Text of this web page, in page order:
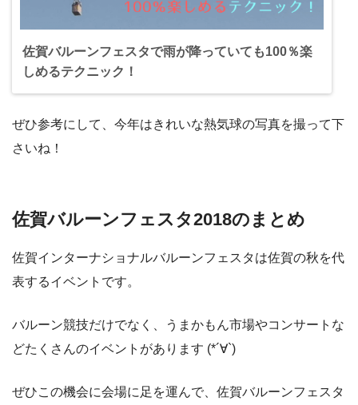
佐賀バルーンフェスタで雨が降っていても100％楽
しめるテクニック！
ぜひ参考にして、今年はきれいな熱気球の写真を撮って下
さいね！
佐賀バルーンフェスタ2018のまとめ
佐賀インターナショナルバルーンフェスタは佐賀の秋を代
表するイベントです。
バルーン競技だけでなく、うまかもん市場やコンサートな
どたくさんのイベントがあります (*´∀`)
ぜひこの機会に会場に足を運んで、佐賀バルーンフェスタ